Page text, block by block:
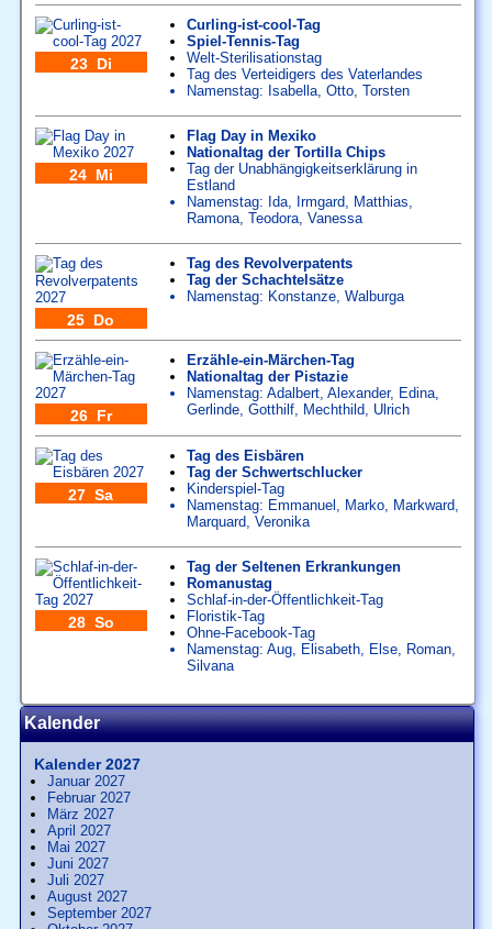
23 Di
Curling-ist-cool-Tag
Spiel-Tennis-Tag
Welt-Sterilisationstag
Tag des Verteidigers des Vaterlandes
Namenstag: Isabella, Otto, Torsten
24 Mi
Flag Day in Mexiko
Nationaltag der Tortilla Chips
Tag der Unabhängigkeitserklärung in
Estland
Namenstag: Ida, Irmgard Matthias
Ramona, Teodora, Vanessa
25 Do
Tag des Revolverpatents
Tag der Schachtelsätze
Namenstag: Konstanze, Walburga
26 Fr
Erzähle-ein-Märchen-Tag
Nationaltag der Pistazie
Namenstag: Adalbert, Alexander, Edina,
Gerlinde, Gotthilf, Mechthild Ulrich
27 Sa
Tag des Eisbären
Tag der Schwertschlucker
Kinderspiel-Tag
Namenstag: Emmanuel Marko, Markward
Marquard Veronika
28 So
Tag der Seltenen Erkrankungen
Romanustag
Schlaf-in-der-Öffentlichkeit-Tag
Floristik-Tag
Ohne-Facebook-Tag
Namenstag: Aug, Elisabeth, Else, Roman,
Silvana
Kalender
Kalender 2027
Januar 2027
Februar 2027
März 2027
April 2027
Mai 2027
Juni 2027
Juli 2027
August 2027
September 2027